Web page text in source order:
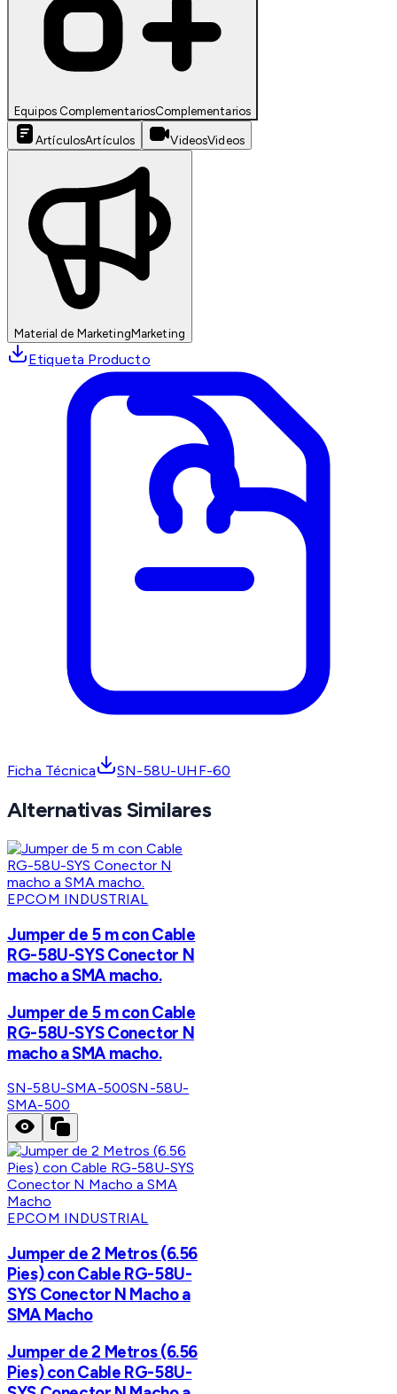
Equipos ComplementariosComplementarios
ArtículosArtículos VideosVideos
Material de MarketingMarketing
Etiqueta Producto
Ficha Técnica SN-58U-UHF-60
Alternativas Similares
EPCOM INDUSTRIAL
Jumper de 5 m con Cable
RG-58U-SYS Conector N
macho a SMA macho.
Jumper de 5 m con Cable
RG-58U-SYS Conector N
macho a SMA macho.
SN-58U-SMA-500SN-58U-
SMA-500
EPCOM INDUSTRIAL
Jumper de 2 Metros (6.56
Pies) con Cable RG-58U-
SYS Conector N Macho a
SMA Macho
Jumper de 2 Metros (6.56
Pies) con Cable RG-58U-